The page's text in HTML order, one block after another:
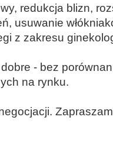
redukcja blizn,
usuwanie
z zakresu
- bez
na rynku.